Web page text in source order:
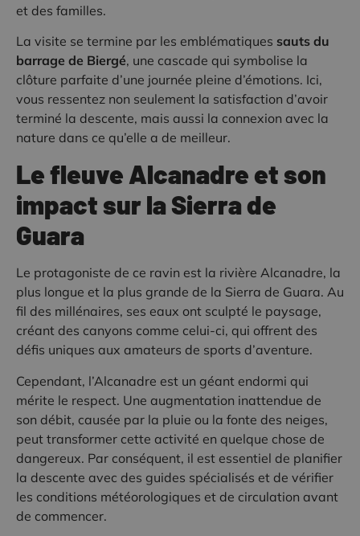
et des familles.
La visite se termine par les emblématiques sauts du
barrage de Biergé, une cascade qui symbolise la
clôture parfaite d’une journée pleine d’émotions. Ici,
vous ressentez non seulement la satisfaction d’avoir
terminé la descente, mais aussi la connexion avec la
nature dans ce qu’elle a de meilleur.
Le fleuve Alcanadre et son
impact sur la Sierra de
Guara
Le protagoniste de ce ravin est la rivière Alcanadre, la
plus longue et la plus grande de la Sierra de Guara. Au
fil des millénaires, ses eaux ont sculpté le paysage,
créant des canyons comme celui-ci, qui offrent des
défis uniques aux amateurs de sports d’aventure.
Cependant, l’Alcanadre est un géant endormi qui
mérite le respect. Une augmentation inattendue de
son débit, causée par la pluie ou la fonte des neiges,
peut transformer cette activité en quelque chose de
dangereux. Par conséquent, il est essentiel de planifier
la descente avec des guides spécialisés et de vérifier
les conditions météorologiques et de circulation avant
de commencer.